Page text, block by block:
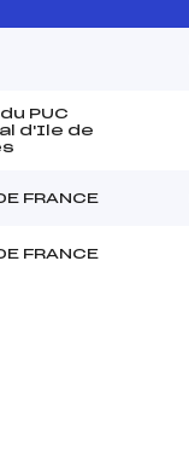
PUC
d'Ile de
FRANCE
FRANCE